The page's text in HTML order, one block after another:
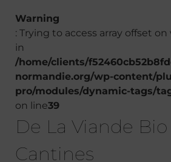
Warning
: Trying to access array offset
in
/home/clients/
normandie.org/wp-content/
pro/modules/dynamic-tags/
on line39
De La Viande
Cantines